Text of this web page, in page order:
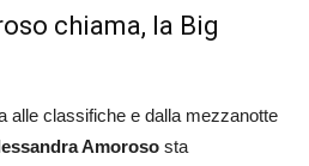
chiama, la Big
alle classifiche e dalla mezzanotte
Amoroso sta